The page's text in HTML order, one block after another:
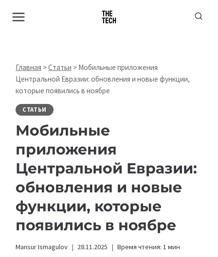
Главная >Статьи > Мобильные приложения
Центральной Евразии: обновления и новые функции,
которые появились в ноябре
СТАТЬИ
Мобильные
приложения
Центральной Евразии:
обновления и новые
функции, которые
появились в ноябре
Mansur Ismagulov 28.11.2025 Время чтения: 1 мин